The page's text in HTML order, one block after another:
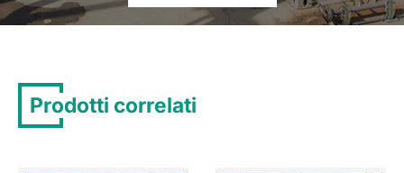
Prodotti correlati